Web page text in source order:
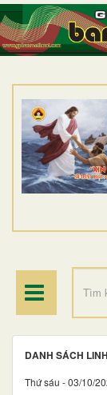
TRANG
GIỚI THIỆU
DÒNG TU
BAN MỤC VỤ
ĐOÀN THỂ CG
ĐIỂM HÀNH
DANH SÁCH
Thứ sáu - 03/10/